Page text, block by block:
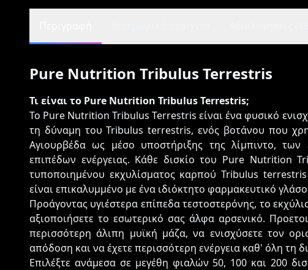
Pure Nutrition Tribulus Terrestris
Τι είναι το Pure Nutrition Tribulus Terrestris;
Το Pure Nutrition Tribulus Terrestris είναι ένα φυσικό
τη δύναμη του Tribulus terrestris, ενός βοτάνου που
Αγιουρβέδα ως μέσο υποστήριξης της λίμπιντο, των
επιπέδων ενέργειας. Κάθε δισκίο του Pure Nutrition
τυποποιημένου εκχυλίσματος καρπού Tribulus
είναι επικαλυμμένο με ένα ιδιόκτητο φαρμακευτικό
Προάγοντας υγιέστερα επίπεδα τεστοστερόνης, το
αξιοποιήσετε το εσωτερικό σας άλφα αρσενικό.
περισσότερη άλιπη μυϊκή μάζα, να ενισχύσετε τον
απόδοση και να έχετε περισσότερη ενέργεια καθ' όλη τη
Επιλέξτε ανάμεσα σε μεγέθη φιαλών 50, 100 και 200